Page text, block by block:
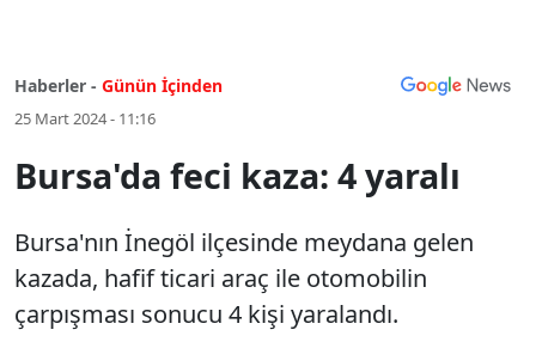
Haberler - Günün İçinden
25 Mart 2024 - 11:16
Bursa'da feci kaza: 4 yaralı
Bursa'nın İnegöl ilçesinde meydana gelen
kazada, hafif ticari araç ile otomobilin
çarpışması sonucu 4 kişi yaralandı.